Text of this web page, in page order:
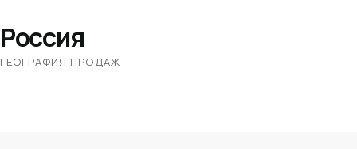
Россия
ГЕОГРАФИЯ ПРОДАЖ